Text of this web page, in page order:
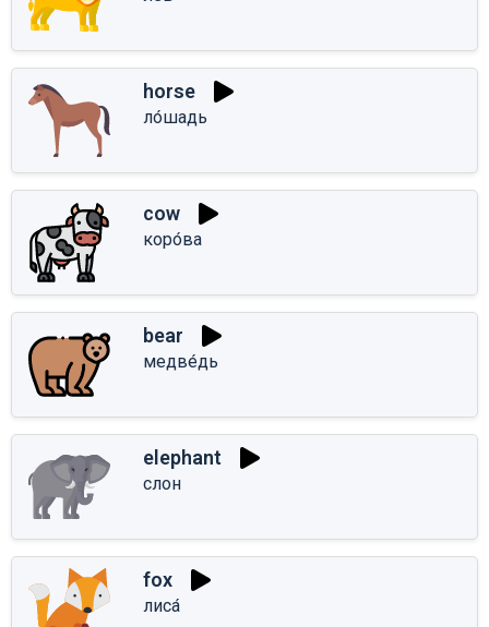
horse
ло́шадь
cow
коро́ва
bear
медве́дь
elephant
слон
fox
лиса́